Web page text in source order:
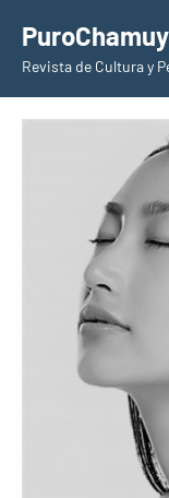
contenido
Revista de Cultura y